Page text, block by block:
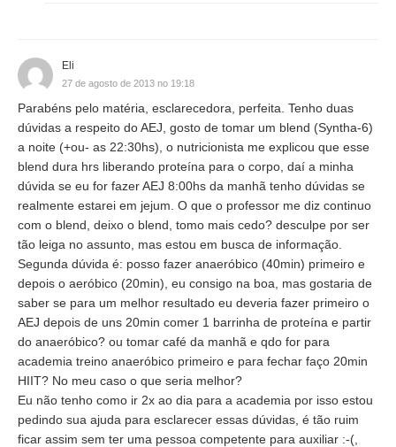
Eli
27 de agosto de 2013 no 19:18
Parabéns pelo matéria, esclarecedora, perfeita. Tenho duas
dúvidas a respeito do AEJ, gosto de tomar um blend (Syntha-6)
a noite (+ou- as 22:30hs), o nutricionista me explicou que esse
blend dura hrs liberando proteína para o corpo, daí a minha
dúvida se eu for fazer AEJ 8:00hs da manhã tenho dúvidas se
realmente estarei em jejum. O que o professor me diz continuo
com o blend, deixo o blend, tomo mais cedo? desculpe por ser
tão leiga no assunto, mas estou em busca de informação.
Segunda dúvida é: posso fazer anaeróbico (40min) primeiro e
depois o aeróbico (20min), eu consigo na boa, mas gostaria de
saber se para um melhor resultado eu deveria fazer primeiro o
AEJ depois de uns 20min comer 1 barrinha de proteína e partir
do anaeróbico? ou tomar café da manhã e qdo for para
academia treino anaeróbico primeiro e para fechar faço 20min
HIIT? No meu caso o que seria melhor?
Eu não tenho como ir 2x ao dia para a academia por isso estou
pedindo sua ajuda para esclarecer essas dúvidas, é tão ruim
ficar assim sem ter uma pessoa competente para auxiliar :-(,